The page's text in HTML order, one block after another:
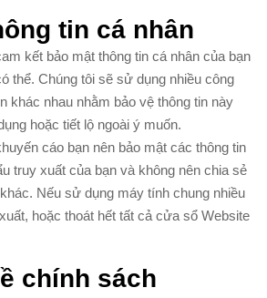
tin cá nhân
kết bảo mật thông tin cá nhân của bạn
thể. Chúng tôi sẽ sử dụng nhiều công
khác nhau nhằm bảo vệ thông tin này
hoặc tiết lộ ngoài ý muốn.
cáo bạn nên bảo mật các thông tin
truy xuất của bạn và không nên chia sẻ
Nếu sử dụng máy tính chung nhiều
hoặc thoát hết tất cả cửa sổ Website
chính sách